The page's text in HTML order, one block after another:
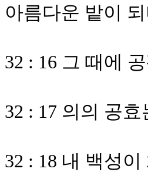
아름다운 밭이
32 : 16 그 때에
32 : 17 의의 공
32 : 18 내 백성